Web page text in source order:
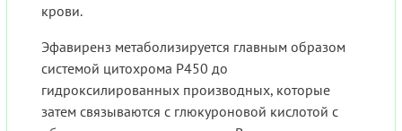
крови.
Эфавиренз метаболизируется главным образом
системой цитохрома Р450 до
гидроксилированных производных, которые
затем связываются с глюкуроновой кислотой с